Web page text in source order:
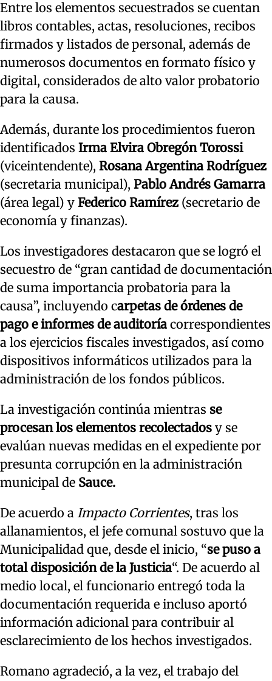
Entre los elementos secuestrados se cuentan
libros contables, actas, resoluciones, recibos
firmados y listados de personal, además de
numerosos documentos en formato físico y
digital, considerados de alto valor probatorio
para la causa.
Además, durante los procedimientos fueron
identificados Irma Elvira Obregón Torossi
(viceintendente), Rosana Argentina Rodríguez
(secretaria municipal), Pablo Andrés Gamarra
(área legal) y Federico Ramírez(secretario de
economía y finanzas).
Los investigadores destacaron que se logró el
secuestro de “gran cantidad de documentación
de suma importancia probatoria para la
causa”, incluyendo carpetas de órdenes de
pago e informes de auditoría correspondientes
a los ejercicios fiscales investigados, así como
dispositivos informáticos utilizados para la
administración de los fondos públicos.
La investigación continúa mientras se
procesan los elementos recolectados y se
evalúan nuevas medidas en el expediente por
presunta corrupción en la administración
municipal de Sauce.
De acuerdo a Impacto Corrientes, tras los
allanamientos, el jefe comunal sostuvo que la
Municipalidad que, desde el inicio, “se puso a
total disposición de la Justicia“. De acuerdo al
medio local, el funcionario entregó toda la
documentación requerida e incluso aportó
información adicional para contribuir al
esclarecimiento de los hechos investigados.
Romano agradeció, a la vez, el trabajo del